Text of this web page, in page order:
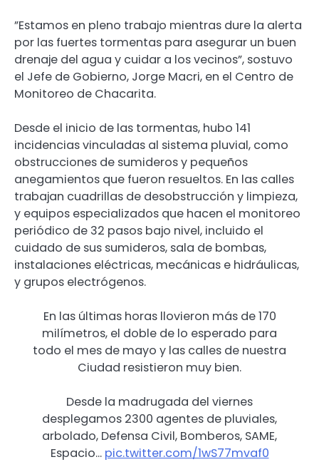
”Estamos en pleno trabajo mientras dure la alerta
por las fuertes tormentas para asegurar un buen
drenaje del agua y cuidar a los vecinos”, sostuvo
el Jefe de Gobierno, Jorge Macri, en el Centro de
Monitoreo de Chacarita.
Desde el inicio de las tormentas, hubo 141
incidencias vinculadas al sistema pluvial, como
obstrucciones de sumideros y pequeños
anegamientos que fueron resueltos. En las calles
trabajan cuadrillas de desobstrucción y limpieza,
y equipos especializados que hacen el monitoreo
periódico de 32 pasos bajo nivel, incluido el
cuidado de sus sumideros, sala de bombas,
instalaciones eléctricas, mecánicas e hidráulicas,
y grupos electrógenos.
En las últimas horas llovieron más de 170
milímetros, el doble de lo esperado para
todo el mes de mayo y las calles de nuestra
Ciudad resistieron muy bien.
Desde la madrugada del viernes
desplegamos 2300 agentes de pluviales,
arbolado, Defensa Civil, Bomberos, SAME,
Espacio… pic.twitter.com/1wS77mvaf0